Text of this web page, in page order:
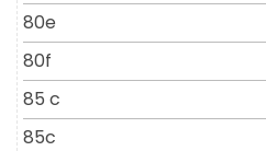
80e
80f
85 c
85c